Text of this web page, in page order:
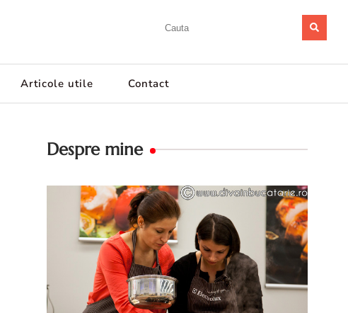
Articole utile Contact
Despre mine